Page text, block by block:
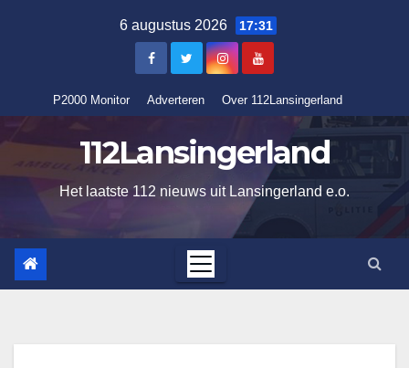
6 augustus 2026 17:31
P2000 Monitor Adverteren Over 112Lansingerland
112Lansingerland
Het laatste 112 nieuws uit Lansingerland e.o.